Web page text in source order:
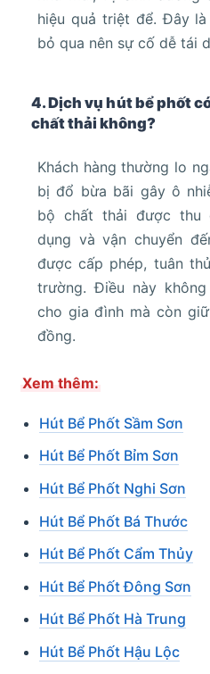
hiệu quả triệt để. Đây
bỏ qua nên sự cố dễ tái
4. Dịch vụ hút bể phốt
chất thải không?
Khách hàng thường lo
bị đổ bừa bãi gây ô
bộ chất thải được thu
dụng và vận chuyển
được cấp phép, tuân
trường. Điều này
cho gia đình mà còn
đồng.
Xem thêm:
Hút Bể Phốt Sầm Sơn
Hút Bể Phốt Bỉm Sơn
Hút Bể Phốt Nghi Sơn
Hút Bể Phốt Bá Thước
Hút Bể Phốt Cẩm Thủy
Hút Bể Phốt Đông Sơn
Hút Bể Phốt Hà Trung
Hút Bể Phốt Hậu Lộc